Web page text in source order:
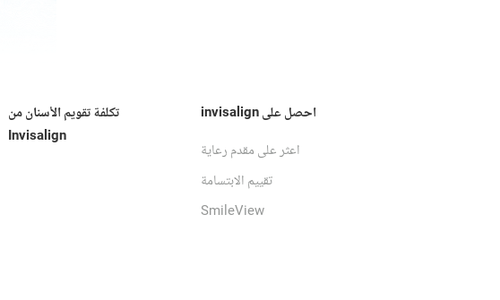
تكلفة تقويم الأسنان من
Invisalign
احصل على invisalign
اعثر على مقدم رعاية
تقييم الابتسامة
SmileView